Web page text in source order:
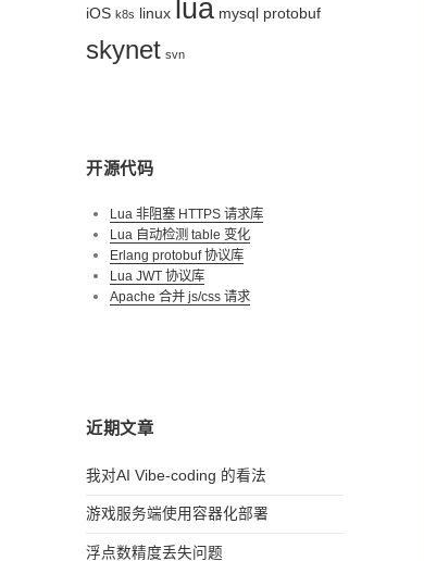
iOS k8s linux lua mysql protobuf
skynet svn
开源代码
Lua 非阻塞 HTTPS 请求库
Lua 自动检测 table 变化
Erlang protobuf 协议库
Lua JWT 协议库
Apache 合并 js/css 请求
近期文章
我对AI Vibe-coding 的看法
游戏服务端使用容器化部署
浮点数精度丢失问题